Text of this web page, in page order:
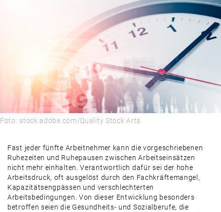
Foto: stock.adobe.com/Quality Stock Arts
Fast jeder fünfte Arbeitnehmer kann die vorgeschriebenen
Ruhezeiten und Ruhepausen zwischen Arbeitseinsätzen
nicht mehr einhalten. Verantwortlich dafür sei der hohe
Arbeitsdruck, oft ausgelöst durch den Fachkräftemangel,
Kapazitätsengpässen und verschlechterten
Arbeitsbedingungen. Von dieser Entwicklung besonders
betroffen seien die Gesundheits- und Sozialberufe, die